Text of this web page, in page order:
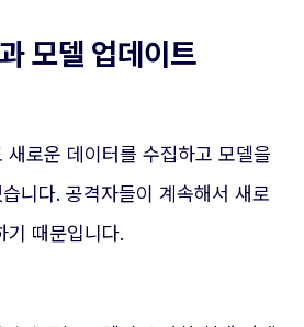
모델 업데이트
새로운 데이터를 수집하고 모델을
니다. 공격자들이 계속해서 새로
기 때문입니다.